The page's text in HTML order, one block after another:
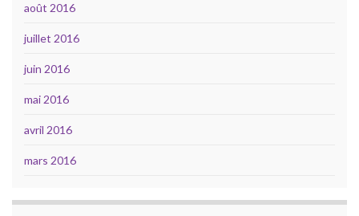
août 2016
juillet 2016
juin 2016
mai 2016
avril 2016
mars 2016